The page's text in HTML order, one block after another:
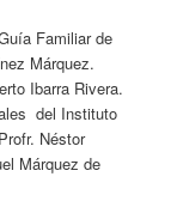
Familiar de
Márquez.
Ibarra Rivera.
del Instituto
Néstor
Márquez de